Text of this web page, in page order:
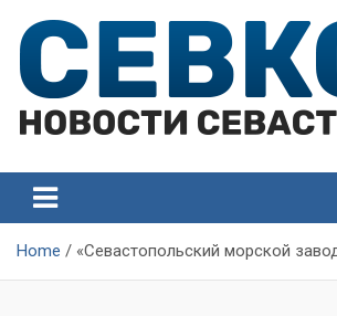
content
Севастополя
Севастополя
Home «Севастопольский морской